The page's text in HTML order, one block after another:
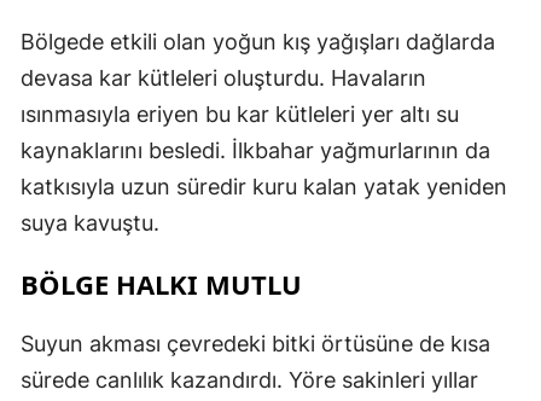
Bölgede etkili olan yoğun kış yağışları dağlarda
devasa kar kütleleri oluşturdu. Havaların
ısınmasıyla eriyen bu kar kütleleri yer altı su
kaynaklarını besledi. İlkbahar yağmurlarının da
katkısıyla uzun süredir kuru kalan yatak yeniden
suya kavuştu.
BÖLGE HALKI MUTLU
Suyun akması çevredeki bitki örtüsüne de kısa
sürede canlılık kazandırdı. Yöre sakinleri yıllar